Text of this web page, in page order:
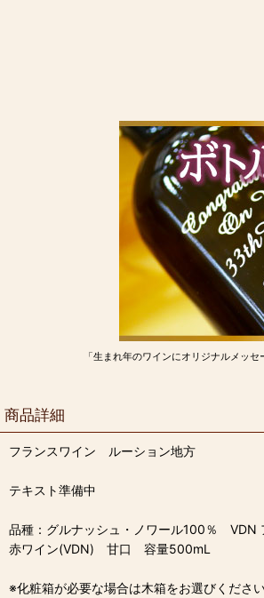
「生まれ年のワインにオリジナルメッ
商品詳細
フランスワイン ルーション地方
テキスト準備中
品種：グルナッシュ・ノワール100％ VDN
赤ワイン(VDN) 甘口 容量500mL
※化粧箱が必要な場合は木箱をお選びください